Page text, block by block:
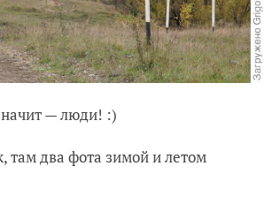
— люди! :)
там два фота зимой и летом